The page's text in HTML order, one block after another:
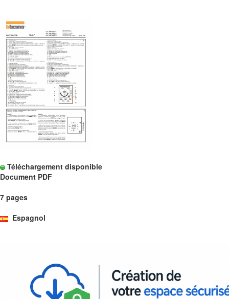
Téléchargement disponible
Document PDF
7 pages
Espagnol